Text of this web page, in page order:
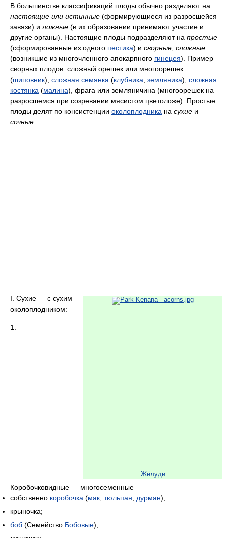
В большинстве классификаций плоды обычно разделяют на
настоящие или истинные (формирующиеся из разросшейся
завязи) и ложные (в их образовании принимают участие и
другие органы). Настоящие плоды подразделяют на простые
(сформированные из одного пестика) и сворные сложные
(возникшие из многочленного апокарпного гинецея). Пример
сворных плодов: сложный орешек или многоорешек
(шиповник), сложная семянка (клубника земляника), сложная
костянка (малина), фрага или земляничина (многоорешек на
разросшемся при созревании мясистом цветоложе). Простые
плоды делят по консистенции околоплодника на сухие и
сочные
Жёлуди
I. Сухие — с сухим
околоплодником:
1.
Коробочковидные — многосеменные
собственно коробочка (мак тюльпан дурман);
крыночка;
боб (Семейство Бобовые);